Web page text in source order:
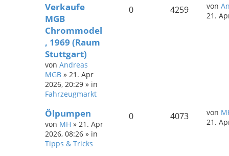
Verkaufe
MGB
Chrommodel
, 1969 (Raum
Stuttgart)
von Andreas
MGB » 21. Apr
2026, 20:29 » in
Fahrzeugmarkt
0 4259 von
21.
Ölpumpen
von MH » 21. Apr
2026, 08:26 » in
Tipps & Tricks
0 4073 von
21.